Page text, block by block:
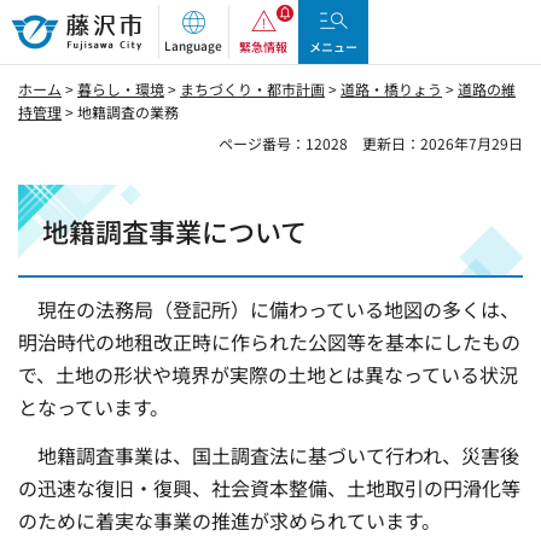
藤沢市
Language 緊急情報 メニュー
ホーム >暮らし・環境> まちづくり・都市計画>道路・橋りょう >道路の維
持管理> 地籍調査の業務
ページ番号：12028
更新日：2026年7月29日
地籍調査事業について
現在の法務局（登記所）に備わっている地図の多くは、
明治時代の地租改正時に作られた公図等を基本にしたもの
で、土地の形状や境界が実際の土地とは異なっている状況
となっています。
地籍調査事業は、国土調査法に基づいて行われ、災害後
の迅速な復旧・復興、社会資本整備、土地取引の円滑化等
のために着実な事業の推進が求められています。